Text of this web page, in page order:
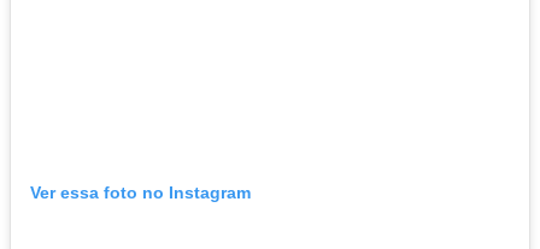
Ver essa foto no Instagram